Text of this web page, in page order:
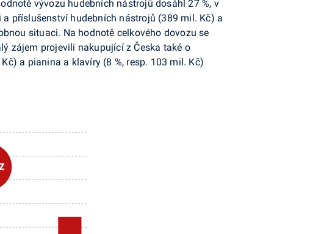
vývozu hudebních nástrojů dosáhl 27 %, v
příslušenství hudebních nástrojů (389 mil. Kč) a
situaci. Na hodnotě celkového dovozu se
zájem projevili nakupující z Česka také o
a pianina a klavíry (8 %, resp. 103 mil. Kč)